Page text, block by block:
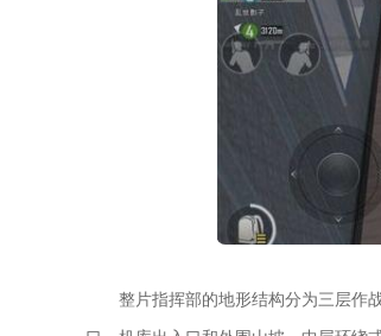
整片指挥部的地形结构分为三层作